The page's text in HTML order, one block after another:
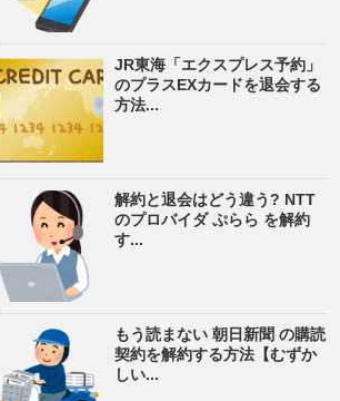
JR東海「エクスプレス予約」
のプラスEXカードを退会する
方法...
解約と退会はどう違う? NTT
のプロバイダ ぷらら を解約
す...
もう読まない 朝日新聞 の購読
契約を解約する方法【むずか
しい...